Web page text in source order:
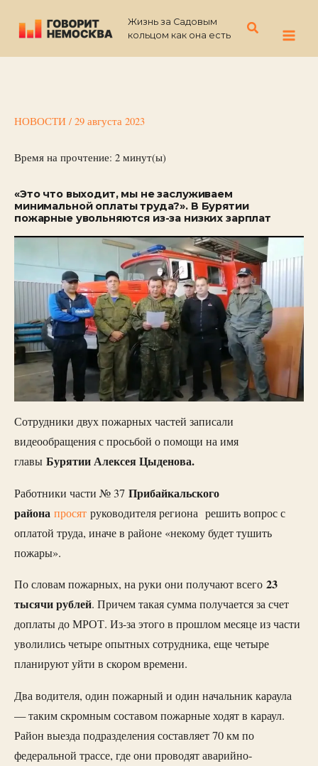
содержимому
Жизнь за Садовым
кольцом как она есть
Поиск
НОВОСТИ / 29 августа 2023
Время на прочтение: 2 минут(ы)
«Это что выходит, мы не заслуживаем
минимальной оплаты труда?». В Бурятии
пожарные увольняются из-за низких зарплат
Сотрудники двух пожарных частей записали
видеообращения с просьбой о помощи на имя
главы Бурятии Алексея Цыденова.
Работники части № 37 Прибайкальского
района просят руководителя региона решить вопрос с
оплатой труда, иначе в районе «некому будет тушить
пожары».
По словам пожарных, на руки они получают всего 23
тысячи рублей. Причем такая сумма получается за счет
доплаты до МРОТ. Из-за этого в прошлом месяце из части
уволились четыре опытных сотрудника, еще четыре
планируют уйти в скором времени.
Два водителя, один пожарный и один начальник караула
— таким скромным составом пожарные ходят в караул.
Район выезда подразделения составляет 70 км по
федеральной трассе, где они проводят аварийно-